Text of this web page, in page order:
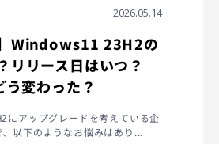
2026.05.14
】Windows11 23H2の
リリース日はいつ？
変わった？
アップグレードを考えている企
以下のようなお悩みはあり...